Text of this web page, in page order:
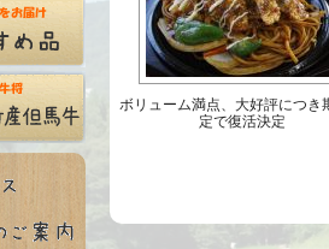
ボリューム満点、大好評につき
定で復活決定